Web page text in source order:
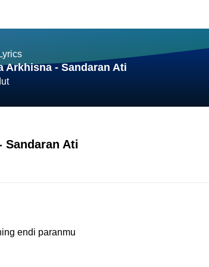
Arkhisna - Sandaran Ati
Sandaran Ati
endi paranmu